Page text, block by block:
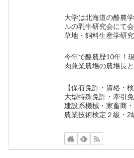
大学は北海道の酪農
ルの乳牛研究会にて
草地・飼料生産学研究
今年で酪農歴10年！
肉兼業農場の農場長
【保有免許・資格・
大型特殊免許・牽引
建設系機械・家畜商
農業技術検定２級・2